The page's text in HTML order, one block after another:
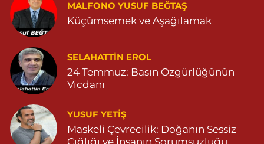
0 (482) 541 31 56
GÜL MAH. VATAN CAD. NO:2A 04825911091
0 (482) 591 10 91 Yol Tarifi Al
Turan Eczanesi
TEPEBAŞI MAHALLE KISMETLİ CADDE NO:59D SAĞLIK OCAĞI
YANI 04823813670
MALFONO YUSUF BEĞTAŞ
Küçümsemek ve Aşağılamak
SELAHATTIN EROL
24 Temmuz: Basın Özgürlüğünün
Vicdanı
YUSUF YETİŞ
Maskeli Çevrecilik: Doğanın Sessiz
Çığlığı ve İnsanın Sorumsuzluğu